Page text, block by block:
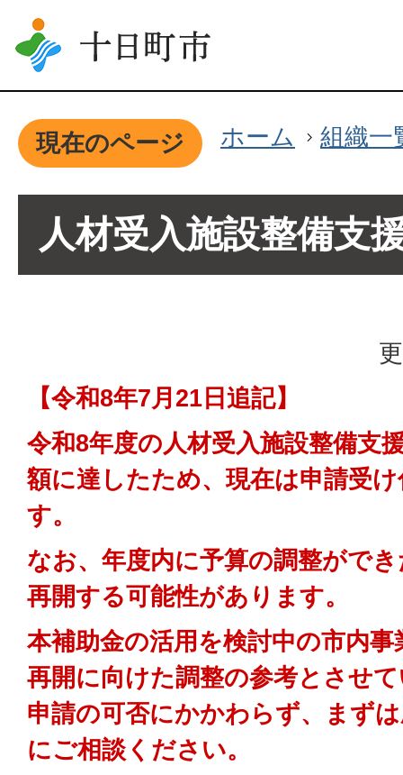
現在のページ ホーム 組織一
人材受入施設整備支
【令和8年7月21日追記】
令和8年度の人材受入施設整備支
額に達したため、現在は申請受
す。
なお、年度内に予算の調整がで
再開する可能性があります。
本補助金の活用を検討中の市内
再開に向けた調整の参考とさせ
申請の可否にかかわらず、まず
にご相談ください。